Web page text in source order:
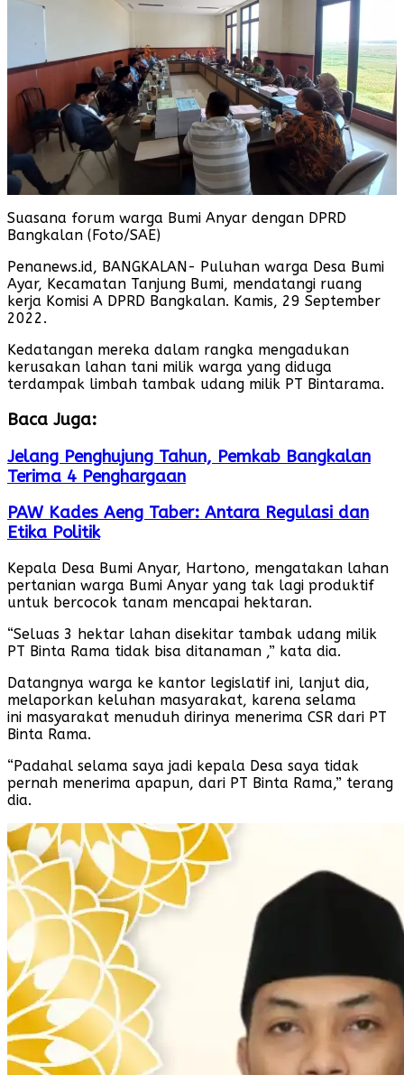
Suasana forum warga Bumi Anyar dengan DPRD
Bangkalan (Foto/SAE)
Penanews.id, BANGKALAN- Puluhan warga Desa Bumi
Ayar, Kecamatan Tanjung Bumi, mendatangi ruang
kerja Komisi A DPRD Bangkalan. Kamis, 29 September
2022.
Kedatangan mereka dalam rangka mengadukan
kerusakan lahan tani milik warga yang diduga
terdampak limbah tambak udang milik PT Bintarama.
Baca Juga:
Jelang Penghujung Tahun, Pemkab Bangkalan
Terima 4 Penghargaan
PAW Kades Aeng Taber: Antara Regulasi dan
Etika Politik
Kepala Desa Bumi Anyar, Hartono, mengatakan lahan
pertanian warga Bumi Anyar yang tak lagi produktif
untuk bercocok tanam mencapai hektaran.
“Seluas 3 hektar lahan disekitar tambak udang milik
PT Binta Rama tidak bisa ditanaman ,” kata dia.
Datangnya warga ke kantor legislatif ini, lanjut dia,
melaporkan keluhan masyarakat, karena selama
ini masyarakat menuduh dirinya menerima CSR dari PT
Binta Rama.
“Padahal selama saya jadi kepala Desa saya tidak
pernah menerima apapun, dari PT Binta Rama,” terang
dia.